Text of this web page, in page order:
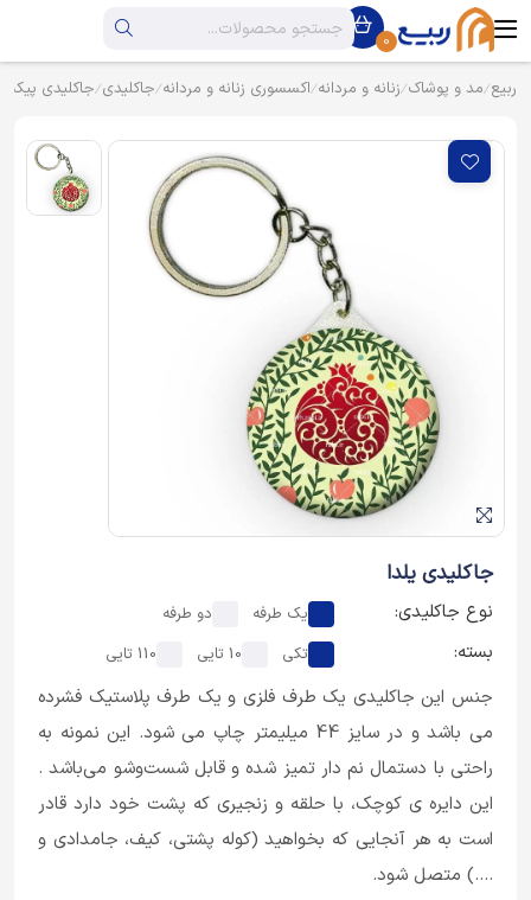
0
ربیع مد و پوشاک زنانه و مردانه اکسسوری زنانه و مردانه جاکلیدی جاکلیدی
جاکلیدی یلدا
نوع جاکلیدی: یک طرفه دو طرفه
بسته: تکی 10 تایی 110 تایی
جنس این جاکلیدی یک طرف فلزی و یک طرف پلاستیک فشرده
می باشد و در سایز 44 میلیمتر چاپ می شود. این نمونه به
راحتی با دستمال نم دار تمیز شده و قابل شست‌وشو می‌باشد .
این دایره ی کوچک، با حلقه و زنجیری که پشت خود دارد قادر
است به هر آنجایی که بخواهید (کوله پشتی، کیف، جامدادی و
....) متصل شود.